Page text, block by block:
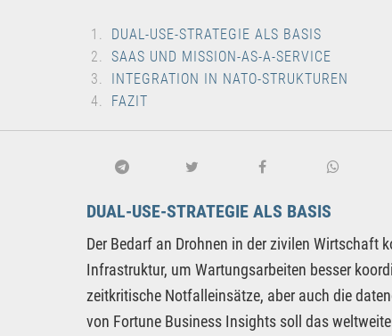
DUAL-USE-STRATEGIE ALS BASIS
SAAS UND MISSION-AS-A-SERVICE
INTEGRATION IN NATO-STRUKTUREN
FAZIT
DUAL-USE-STRATEGIE ALS BASIS
Der Bedarf an Drohnen in der zivilen
Infrastruktur, um Wartungsarbeiten besser
zeitkritische Notfalleinsätze, aber auch die
von Fortune Business Insights soll das